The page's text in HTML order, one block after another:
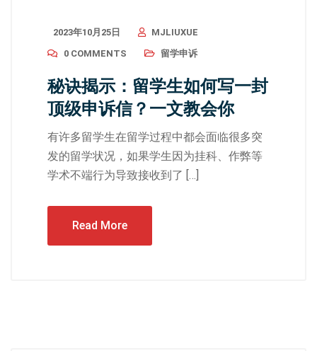
2023年10月25日
MJLIUXUE
0 COMMENTS
留学申诉
秘诀揭示：留学生如何写一封
顶级申诉信？一文教会你
有许多留学生在留学过程中都会面临很多突
发的留学状况，如果学生因为挂科、作弊等
学术不端行为导致接收到了 […]
Read More